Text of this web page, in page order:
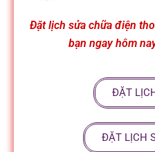
c
Đặt lịch sửa chữa điện
bạn ngay hôm
ĐẶT
ĐẶT LỊCH